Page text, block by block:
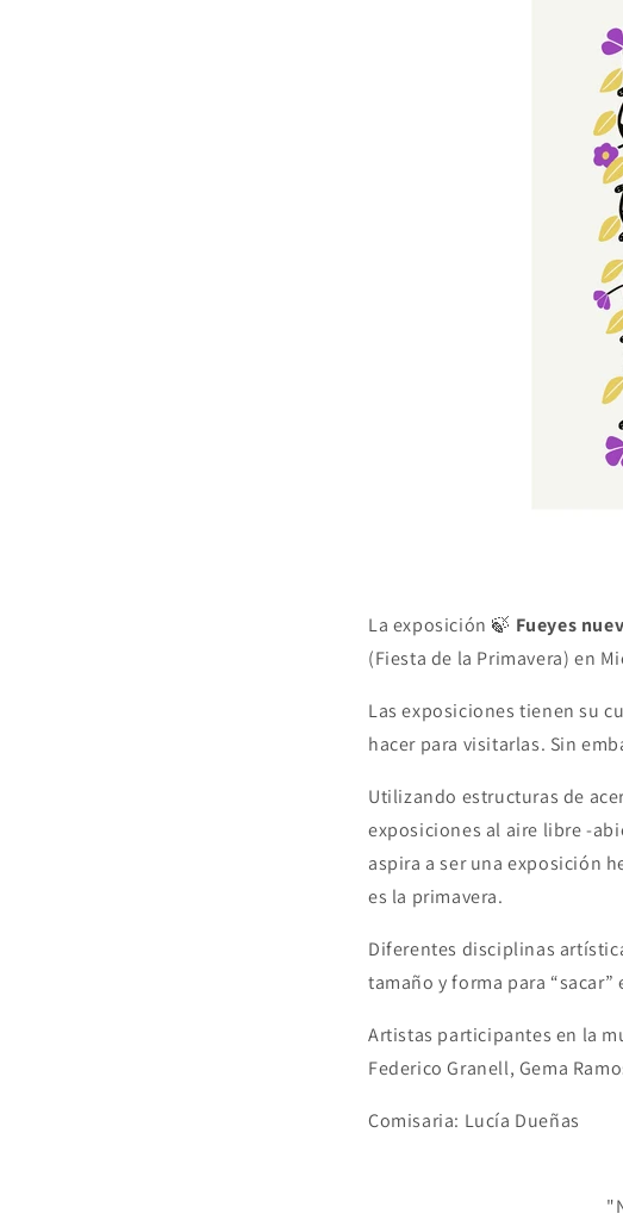
La exposición 🍃 Fueyes
(Fiesta de la Primavera) en
Las exposiciones tienen su
hacer para visitarlas. Sin
Utilizando estructuras de
exposiciones al aire libre -
aspira a ser una exposición
es la primavera.
Diferentes disciplinas
tamaño y forma para “sacar”
Artistas participantes en la
Federico Granell, Gema
Comisaria: Lucía Dueñas